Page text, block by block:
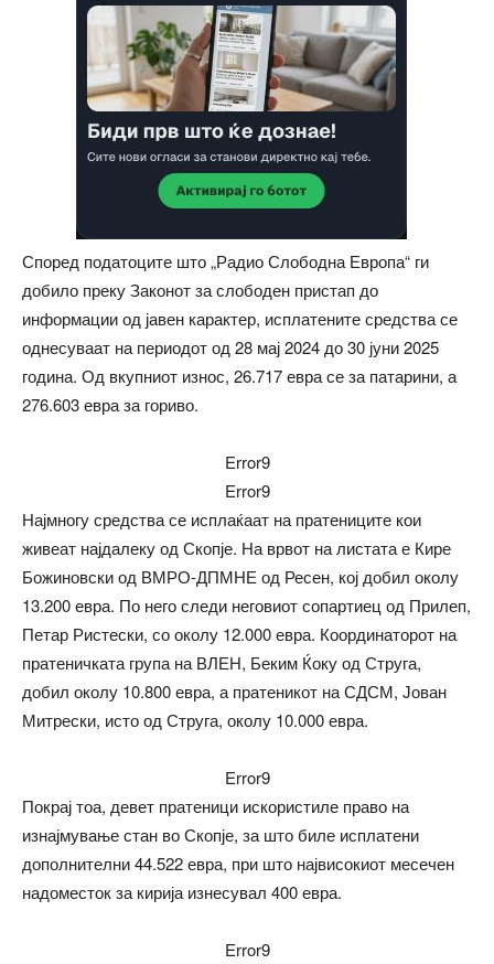
Според податоците што „Радио Слободна Европа“ ги
добило преку Законот за слободен пристап до
информации од јавен карактер, исплатените средства се
однесуваат на периодот од 28 мај 2024 до 30 јуни 2025
година. Од вкупниот износ, 26.717 евра се за патарини, а
276.603 евра за гориво.
Error9
Error9
Најмногу средства се исплаќаат на пратениците кои
живеат најдалеку од Скопје. На врвот на листата е Кире
Божиновски од ВМРО-ДПМНЕ од Ресен, кој добил околу
13.200 евра. По него следи неговиот сопартиец од Прилеп,
Петар Ристески, со околу 12.000 евра. Координаторот на
пратеничката група на ВЛЕН, Беким Ќоку од Струга,
добил околу 10.800 евра, а пратеникот на СДСМ, Јован
Митрески, исто од Струга, околу 10.000 евра.
Error9
Покрај тоа, девет пратеници искористиле право на
изнајмување стан во Скопје, за што биле исплатени
дополнителни 44.522 евра, при што највисокиот месечен
надоместок за кирија изнесувал 400 евра.
Error9